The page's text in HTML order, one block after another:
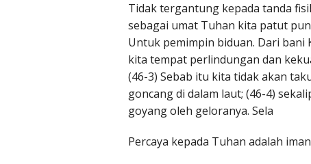
Tidak tergantung kepada tanda
sebagai umat Tuhan kita patut
Untuk pemimpin biduan. Dari bani
kita tempat perlindungan dan
(46-3) Sebab itu kita tidak akan
goncang di dalam laut; (46-4)
goyang oleh geloranya. Sela
Percaya kepada Tuhan adalah